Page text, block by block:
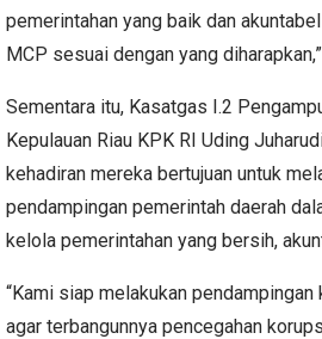
pemerintahan yang baik dan
MCP sesuai dengan yang
Sementara itu, Kasatgas I.2
Kepulauan Riau KPK RI Uding
kehadiran mereka bertujuan untuk
pendampingan pemerintah daerah
kelola pemerintahan yang bersih,
“Kami siap melakukan
agar terbangunnya pencegahan